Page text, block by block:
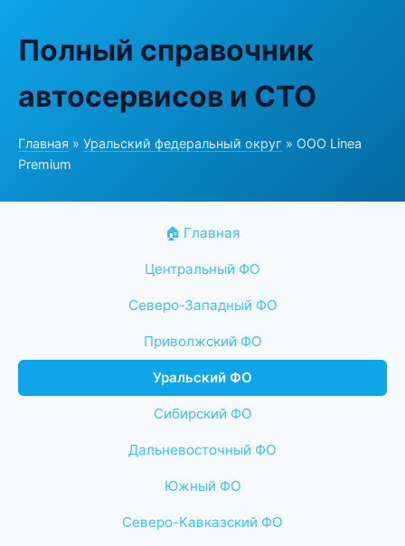
Полный справочник
автосервисов и СТО
Главная » Уральский федеральный округ » ООО Linea
Premium
🏠 Главная
Центральный ФО
Северо-Западный ФО
Приволжский ФО
Уральский ФО
Сибирский ФО
Дальневосточный ФО
Южный ФО
Северо-Кавказский ФО